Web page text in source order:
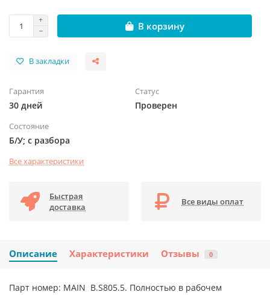
В корзину
В закладки
Гарантия
30 дней
Статус
Проверен
Состояние
Б/У; с разбора
Все характеристики
Быстрая
доставка
Все виды оплат
Описание Характеристики Отзывы 0
Парт номер: MAIN B.S805.5. Полностью в рабочем